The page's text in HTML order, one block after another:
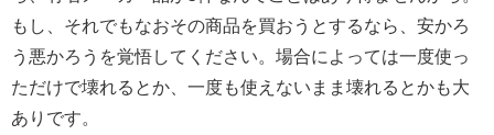
もし、それでもなおその商品を買おうとするなら、安かろ
う悪かろうを覚悟してください。場合によっては一度使っ
ただけで壊れるとか、一度も使えないまま壊れるとかも大
ありです。